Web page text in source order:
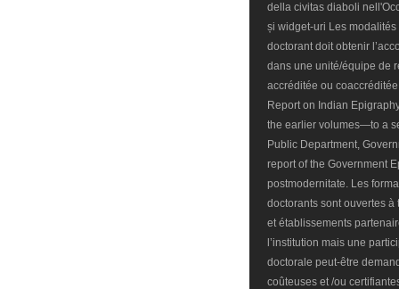
della civitas diaboli
și widget-uri Les
doctorant doit obtenir
dans une unité/équipe de
accréditée ou
Report on Indian
the earlier volumes—to a
Public Department,
report of the Government
postmodernitate. Les
doctorants sont ouvertes à
et établissements
l’institution mais une
doctorale peut-être
coûteuses et /ou